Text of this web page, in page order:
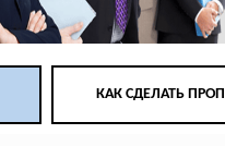
КАК СДЕЛАТЬ